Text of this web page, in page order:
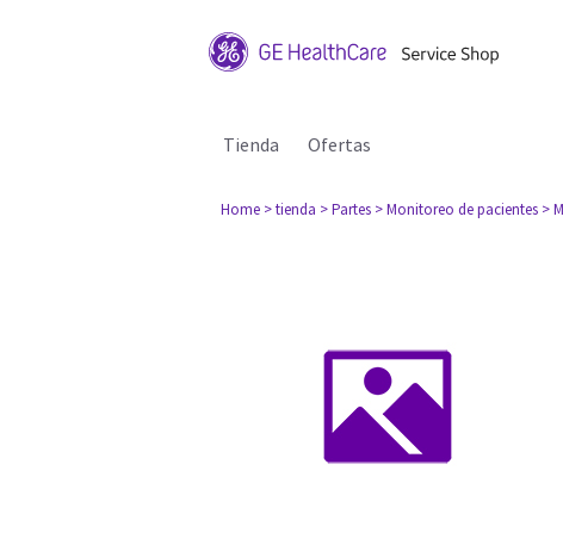
Tienda Ofertas
Home > tienda > Partes > Monitoreo de pacientes >